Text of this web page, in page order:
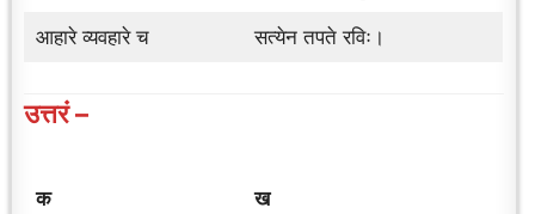
आहारे व्यवहारे च सत्येन तपते रविः।
उत्तरं –
क ख